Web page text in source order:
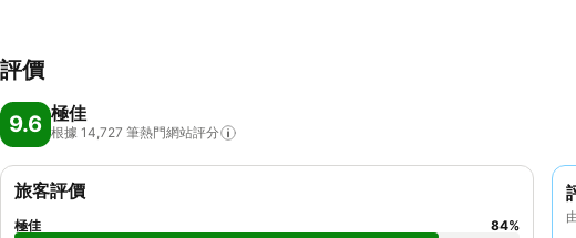
評價
9.6 極佳
根據 14,727 筆熱門網站評分
旅客評價
極佳 84%